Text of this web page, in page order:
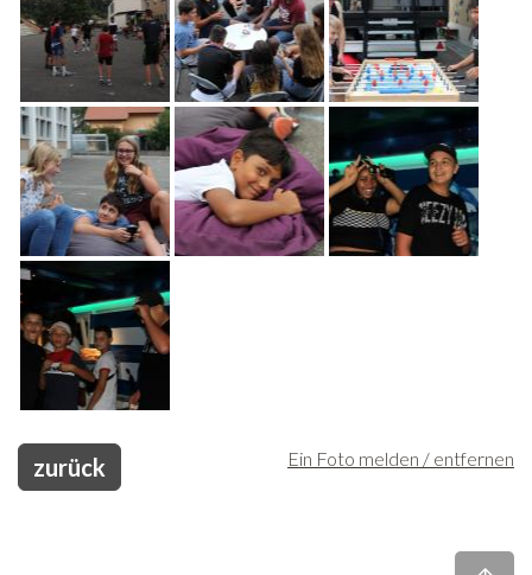
Ein Foto melden / entfernen
zurück